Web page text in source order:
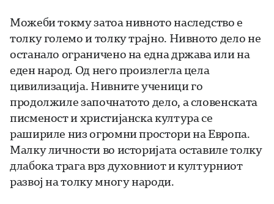
Можеби токму затоа нивното наследство е
толку големо и толку трајно. Нивното дело не
останало ограничено на една држава или на
еден народ. Од него произлегла цела
цивилизација. Нивните ученици го
продолжиле започнатото дело, а словенската
писменост и христијанска култура се
рашириле низ огромни простори на Европа.
Малку личности во историјата оставиле толку
длабока трага врз духовниот и културниот
развој на толку многу народи.